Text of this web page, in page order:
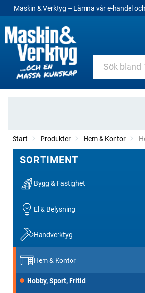
Maskin & Verktyg – Lämna vår e-handel
Start Produkter Hem & Kontor
SORTIMENT
Bygg & Fastighet
El & Belysning
Handverktyg
Hem & Kontor
Hobby, Sport, Fritid